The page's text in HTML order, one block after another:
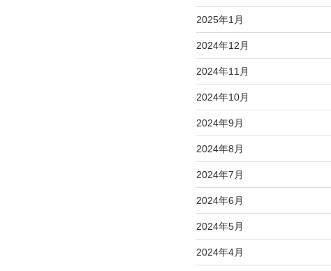
2025年1月
2024年12月
2024年11月
2024年10月
2024年9月
2024年8月
2024年7月
2024年6月
2024年5月
2024年4月